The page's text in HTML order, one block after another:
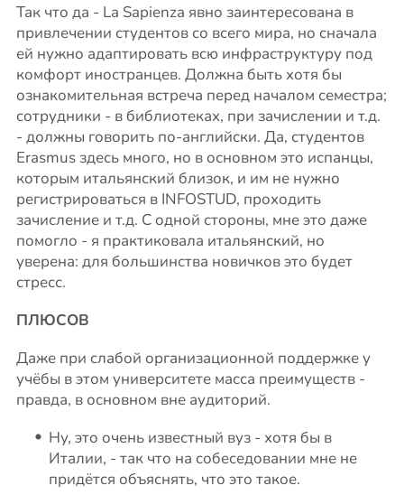
Так что да - La Sapienza явно заинтересована в
привлечении студентов со всего мира, но сначала
ей нужно адаптировать всю инфраструктуру под
комфорт иностранцев. Должна быть хотя бы
ознакомительная встреча перед началом семестра;
сотрудники - в библиотеках, при зачислении и т.д.
- должны говорить по-английски. Да, студентов
Erasmus здесь много, но в основном это испанцы,
которым итальянский близок, и им не нужно
регистрироваться в INFOSTUD, проходить
зачисление и т.д. С одной стороны, мне это даже
помогло - я практиковала итальянский, но
уверена: для большинства новичков это будет
стресс.
ПЛЮСОВ
Даже при слабой организационной поддержке у
учёбы в этом университете масса преимуществ -
правда, в основном вне аудиторий.
Ну, это очень известный вуз - хотя бы в
Италии, - так что на собеседовании мне не
придётся объяснять, что это такое.